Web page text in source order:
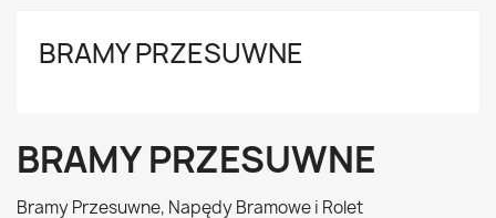
BRAMY PRZESUWNE
BRAMY PRZESUWNE
Bramy Przesuwne, Napędy Bramowe i Rolet